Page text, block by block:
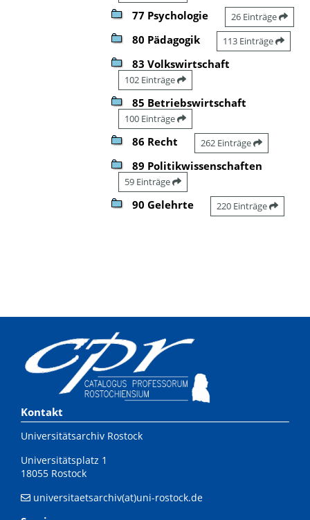
77 Psychologie 26 Einträge
80 Pädagogik 113 Einträge
83 Volkswirtschaft
102 Einträge
85 Betriebswirtschaft
100 Einträge
86 Recht 262 Einträge
89 Politikwissenschaften
59 Einträge
90 Gelehrte 220 Einträge
Kontakt
Universitätsarchiv Rostock
Universitätsplatz 1
18055 Rostock
universitaetsarchiv(at)uni-rostock.de